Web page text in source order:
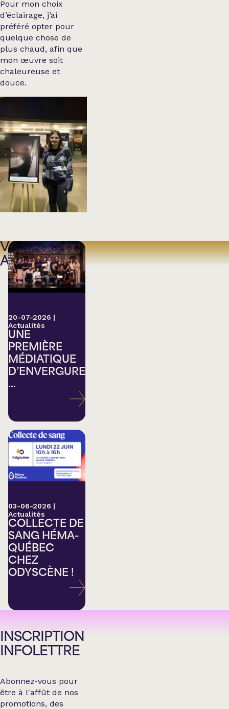
Pour mon choix
d’éclairage, j’ai
préféré opter pour
quelque chose de
plus chaud, afin que
mon œuvre soit
chaleureuse et
douce.
VOIR
AUSSI
20-07-2026 |
Actualités
UNE
PREMIÈRE
MÉDIATIQUE
D’ENVERGURE
...
03-06-2026 |
Actualités
COLLECTE DE
SANG HÉMA-
QUÉBEC
CHEZ
ODYSCÈNE !
INSCRIPTION
INFOLETTRE
Abonnez-vous pour
être à l'affût de nos
promotions, des